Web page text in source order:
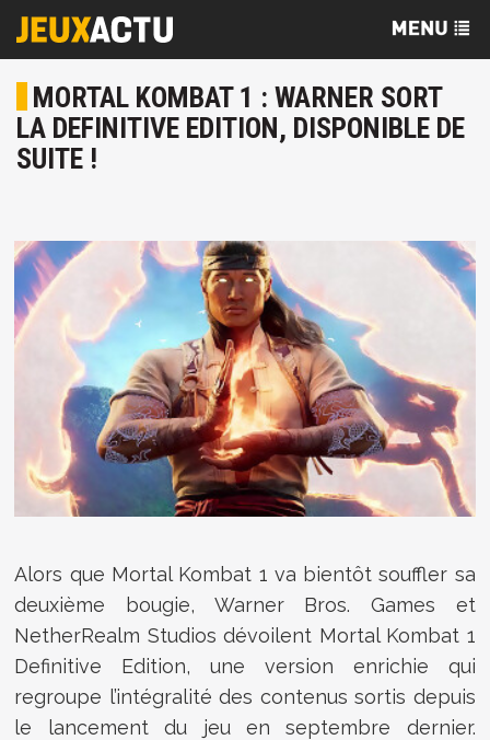
MORTAL KOMBAT 1 : WARNER SORT
LA DEFINITIVE EDITION, DISPONIBLE DE
SUITE !
Alors que Mortal Kombat 1 va bientôt souffler sa
deuxième bougie, Warner Bros. Games et
NetherRealm Studios dévoilent Mortal Kombat 1
Definitive Edition, une version enrichie qui
regroupe l’intégralité des contenus sortis depuis
le lancement du jeu en septembre dernier.